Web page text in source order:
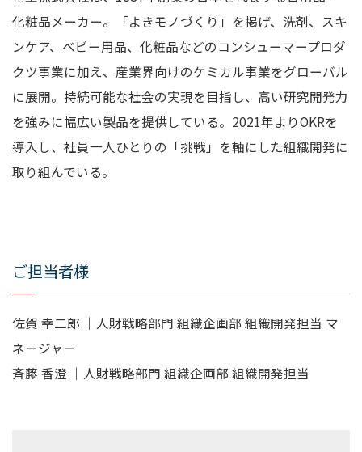
化粧品メーカー。「よきモノづくり」を掲げ、洗剤、スキ
ンケア、ベビー用品、化粧品などのコンシューマープロダ
クツ事業に加え、産業界向けのケミカル事業をグローバル
に展開。持続可能な社会の実現を目指し、高い研究開発力
を強みに幅広い製品を提供している。2021年よりOKRを
導入し、社員一人ひとりの「挑戦」を軸にした組織開発に
取り組んでいる。
ご担当者様
佐賀 幸二郎 ｜人財戦略部門 組織企画部 組織開発担当 マ
ネージャー
斉藤 香澄 ｜人財戦略部門 組織企画部 組織開発担当